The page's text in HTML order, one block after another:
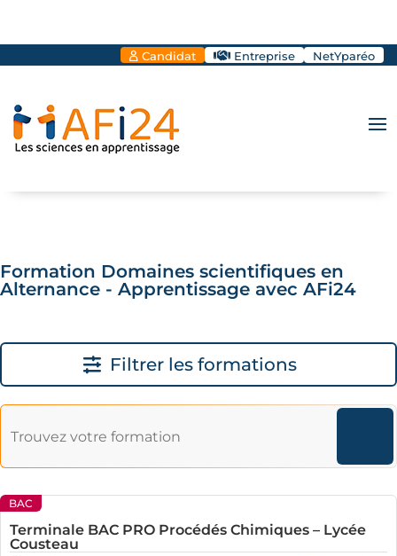
Candidat Entreprise NetYparéo
Formation Domaines scientifiques en
Alternance - Apprentissage avec AFi24
Filtrer les formations
BAC
Terminale BAC PRO Procédés Chimiques – Lycée
Cousteau